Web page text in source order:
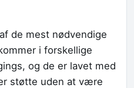
de mest nødvendige
i forskellige
og de er lavet med
støtte uden at være